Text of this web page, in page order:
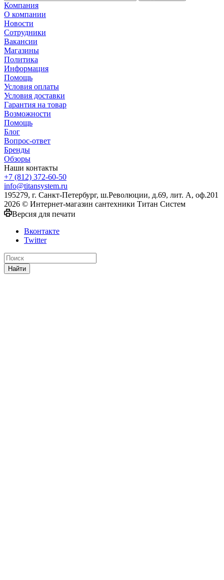
Компания
О компании
Новости
Сотрудники
Вакансии
Магазины
Политика
Информация
Помощь
Условия оплаты
Условия доставки
Гарантия на товар
Возможности
Помощь
Блог
Вопрос-ответ
Бренды
Обзоры
Наши контакты
+7 (812) 372-60-50
info@titansystem.ru
195279, г. Санкт-Петербург, ш.Революции, д.69, лит. А, оф.201
2026 © Интернет-магазин сантехники Титан Систем
Версия для печати
Вконтакте
Twitter
Найти